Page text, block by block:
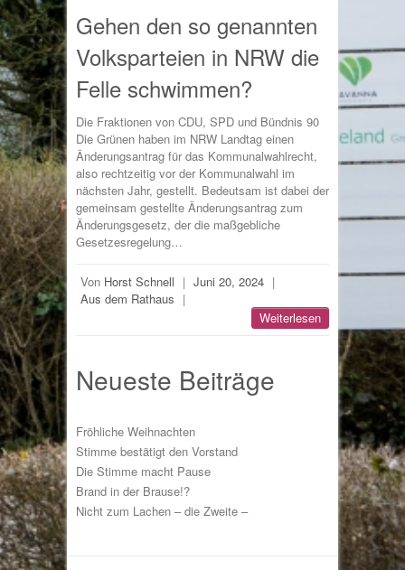
Gehen den so genannten
Volksparteien in NRW die
Felle schwimmen?
Die Fraktionen von CDU, SPD und Bündnis 90
Die Grünen haben im NRW Landtag einen
Änderungsantrag für das Kommunalwahlrecht,
also rechtzeitig vor der Kommunalwahl im
nächsten Jahr, gestellt. Bedeutsam ist dabei der
gemeinsam gestellte Änderungsantrag zum
Änderungsgesetz, der die maßgebliche
Gesetzesregelung…
Von Horst Schnell | Juni 20, 2024 |
Aus dem Rathaus |
Weiterlesen
Neueste Beiträge
Fröhliche Weihnachten
Stimme bestätigt den Vorstand
Die Stimme macht Pause
Brand in der Brause!?
Nicht zum Lachen – die Zweite –